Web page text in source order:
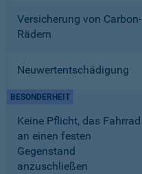
Versicherung von Carbon-
Rädern
Neuwertentschädigung
Keine Pflicht, das Fahrrad
an einen festen
Gegenstand
anzuschließen
BESONDERHEIT